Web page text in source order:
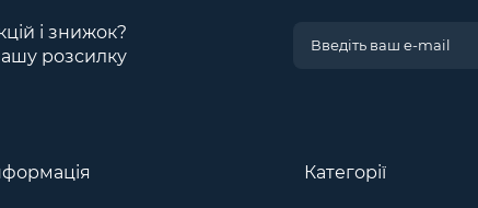
і знижок?
розсилку
Категорії